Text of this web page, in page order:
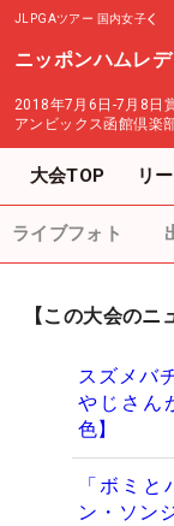
JLPGAツアー 国内女子
ニッポンハムレ
2018年7月6日-7月8日
アンビックス函館倶楽
大会TOP リ
ライブフォト
【この大会のニ
スズメバ
やじさん
色】
「ボミ
ン・ソン